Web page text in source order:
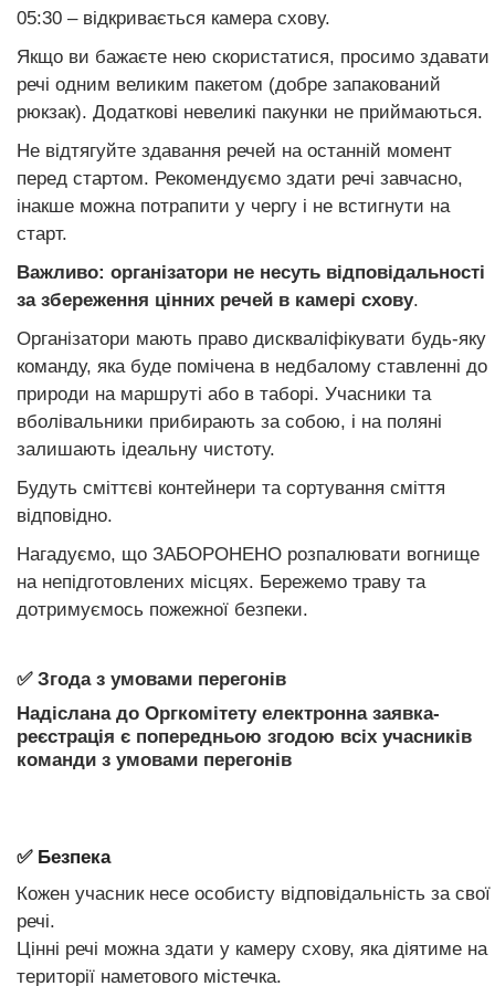
05:30 – відкривається камера схову.
Якщо ви бажаєте нею скористатися, просимо здавати
речі одним великим пакетом (добре запакований
рюкзак). Додаткові невеликі пакунки не приймаються.
Не відтягуйте здавання речей на останній момент
перед стартом. Рекомендуємо здати речі завчасно,
інакше можна потрапити у чергу і не встигнути на
старт.
Важливо: організатори не несуть відповідальності
за збереження цінних речей в камері схову.
Організатори мають право дискваліфікувати будь-яку
команду, яка буде помічена в недбалому ставленні до
природи на маршруті або в таборі. Учасники та
вболівальники прибирають за собою, і на поляні
залишають ідеальну чистоту.
Будуть сміттєві контейнери та сортування сміття
відповідно.
Нагадуємо, що ЗАБОРОНЕНО розпалювати вогнище
на непідготовлених місцях. Бережемо траву та
дотримуємось пожежної безпеки.
✅ Згода з умовами перегонів
Надіслана до Оргкомітету електронна заявка-
реєстрація є попередньою згодою всіх учасників
команди з умовами перегонів
✅ Безпека
Кожен учасник несе особисту відповідальність за свої
речі.
Цінні речі можна здати у камеру схову, яка діятиме на
території наметового містечка.